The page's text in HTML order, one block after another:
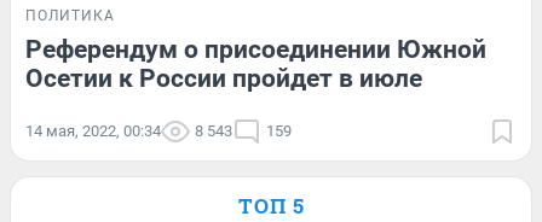
ПОЛИТИКА
Референдум о присоединении Южной
Осетии к России пройдет в июле
14 мая, 2022, 00:34 8 543 159
ТОП 5